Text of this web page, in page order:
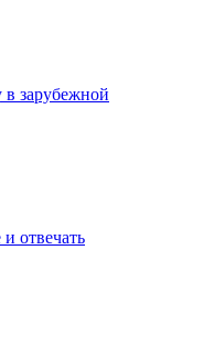
зарубежной
отвечать